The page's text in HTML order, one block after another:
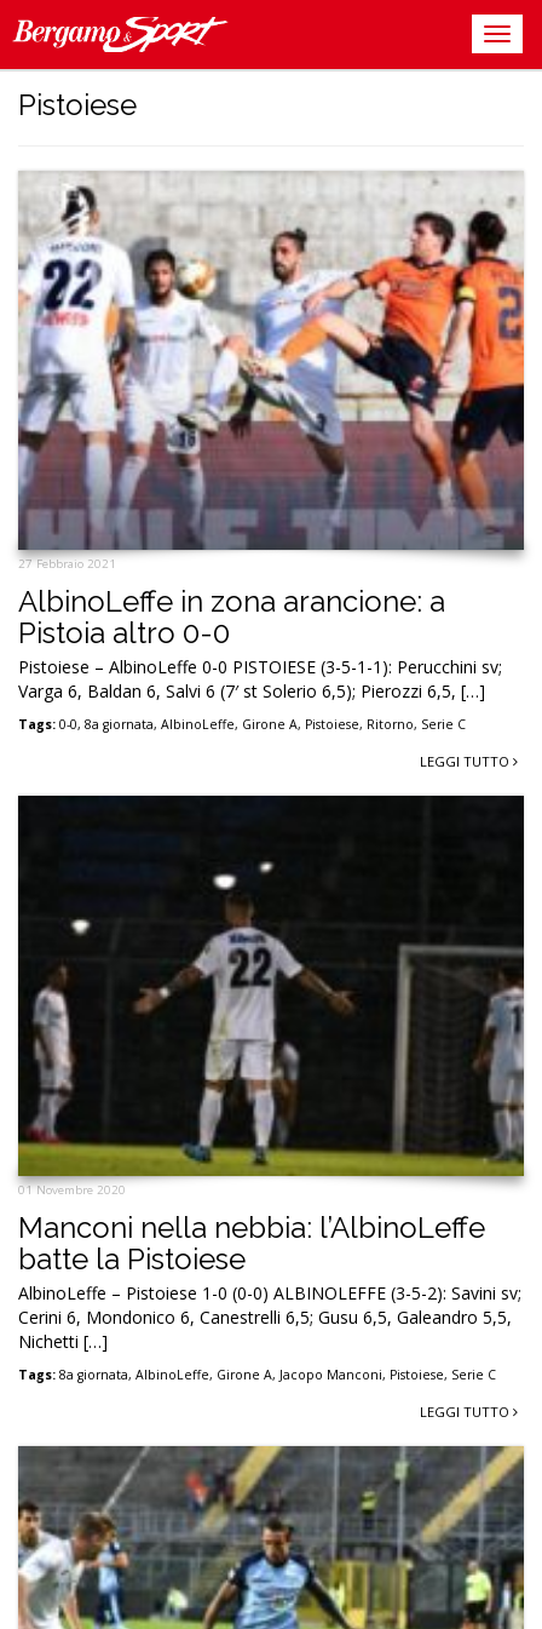
Pistoiese
27 Febbraio 2021
AlbinoLeffe in zona arancione: a
Pistoia altro 0-0
Pistoiese – AlbinoLeffe 0-0 PISTOIESE (3-5-1-1): Perucchini sv;
Varga 6, Baldan 6, Salvi 6 (7′ st Solerio 6,5); Pierozzi 6,5, […]
Tags: 0-0, 8a giornata, AlbinoLeffe, Girone A, Pistoiese, Ritorno, Serie C
LEGGI TUTTO
01 Novembre 2020
Manconi nella nebbia: l’AlbinoLeffe
batte la Pistoiese
AlbinoLeffe – Pistoiese 1-0 (0-0) ALBINOLEFFE (3-5-2): Savini sv;
Cerini 6, Mondonico 6, Canestrelli 6,5; Gusu 6,5, Galeandro 5,5,
Nichetti […]
Tags: 8a giornata, AlbinoLeffe, Girone A, Jacopo Manconi, Pistoiese, Serie C
LEGGI TUTTO